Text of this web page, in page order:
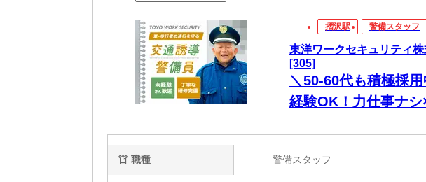
摺沢駅 警備スタッフ
東洋ワークセキュリティ
[305]
＼50-60代も積極採
経験OK！力仕事ナ
職種 警備スタッフ